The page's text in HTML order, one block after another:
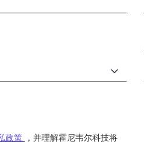
政策 ，并理解霍尼韦尔科技将